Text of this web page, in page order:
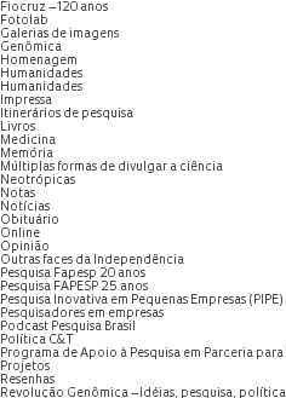
Fiocruz – 120 anos
Fotolab
Galerias de imagens
Genômica
Homenagem
Humanidades
Humanidades
Impressa
Itinerários de pesquisa
Livros
Medicina
Memória
Múltiplas formas de divulgar a ciência
Neotrópicas
Notas
Notícias
Obituário
Online
Opinião
Outras faces da Independência
Pesquisa Fapesp 20 anos
Pesquisa FAPESP 25 anos
Pesquisa Inovativa em Pequenas Empresas (PIPE)
Pesquisadores em empresas
Podcast Pesquisa Brasil
Política C&T
Programa de Apoio à Pesquisa em Parceria
Projetos
Resenhas
Revolução Genômica – Idéias, pesquisa, política